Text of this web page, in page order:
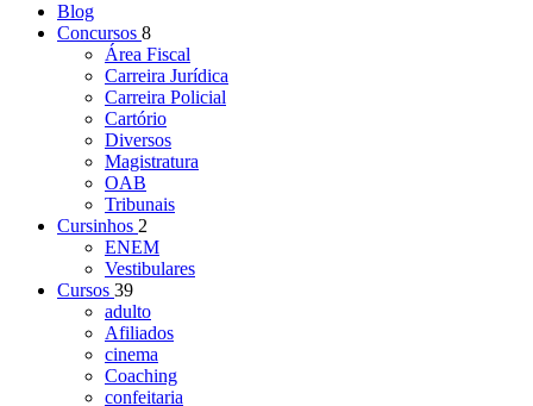
Blog
Concursos 8
Área Fiscal
Carreira Jurídica
Carreira Policial
Cartório
Diversos
Magistratura
OAB
Tribunais
Cursinhos 2
ENEM
Vestibulares
Cursos 39
adulto
Afiliados
cinema
Coaching
confeitaria